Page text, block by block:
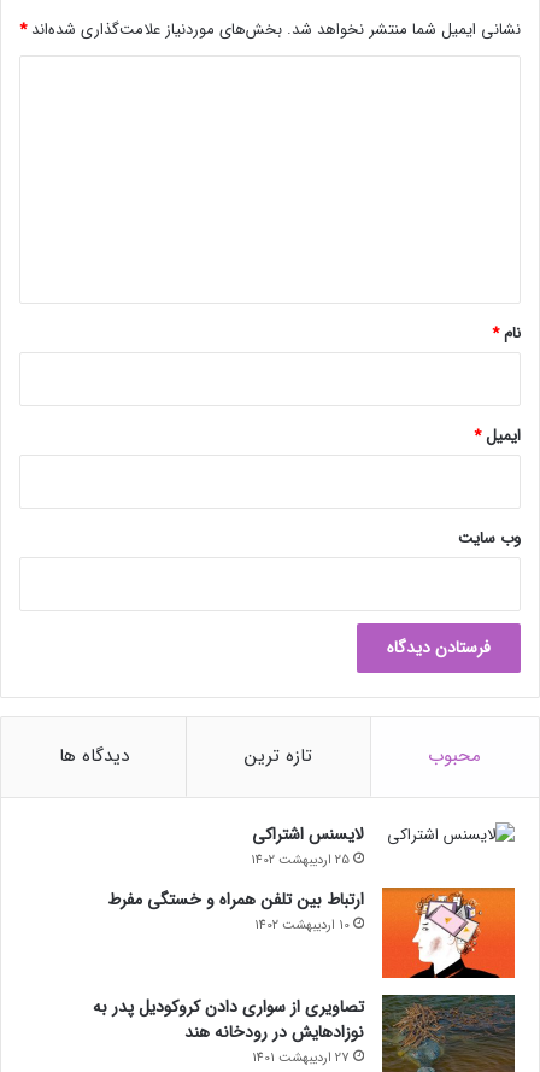
ا
ش
نشانی ایمیل شما منتشر نخواهد شد. بخش‌های موردنیاز علامت‌گذاری شده‌اند*
نام*
ایمیل*
وب‌ سایت
محبوب تازه ترین دیدگاه ها
لایسنس اشتراکی
25 اردیبهشت 1402
ارتباط بین تلفن همراه و خستگی مفرط
10 اردیبهشت 1402
تصاویری از سواری دادن کروکودیل پدر به
نوزادهایش در رودخانه هند
27 اردیبهشت 1401